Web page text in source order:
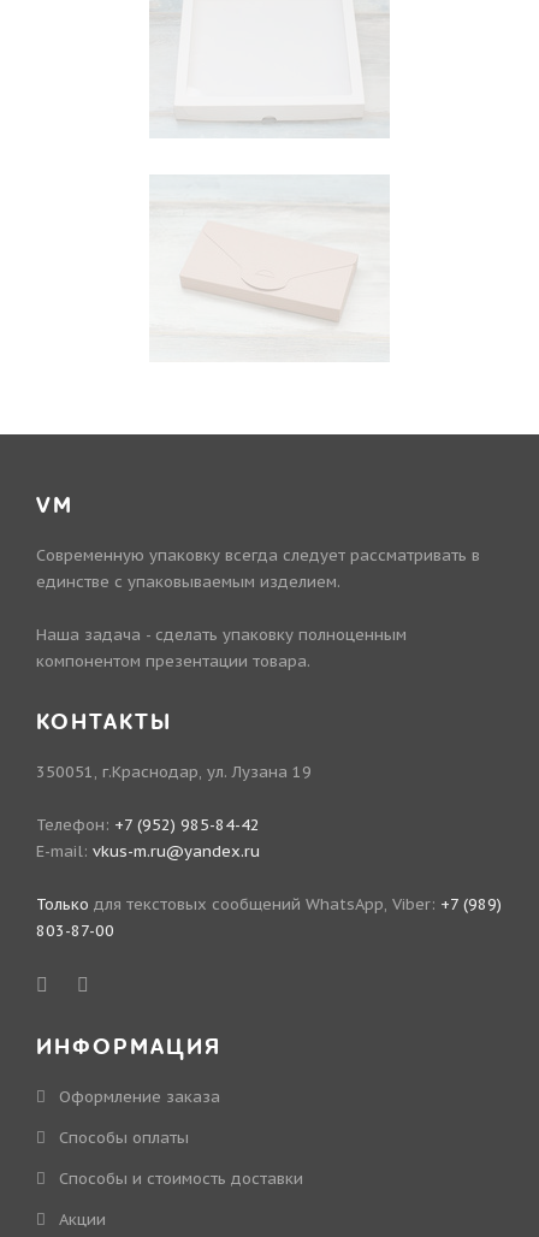
VM
Современную упаковку всегда следует рассматривать в
единстве с упаковываемым изделием.
Наша задача - сделать упаковку полноценным
компонентом презентации товара.
КОНТАКТЫ
350051, г.Краснодар, ул. Лузана 19
Телефон: +7 (952) 985-84-42
E-mail: vkus-m.ru@yandex.ru
Только для текстовых сообщений WhatsApp, Viber: +7 (989)
803-87-00
ИНФОРМАЦИЯ
Оформление заказа
Способы оплаты
Способы и стоимость доставки
Акции